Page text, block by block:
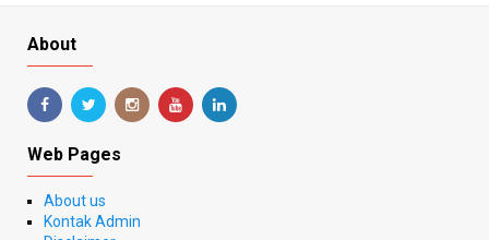
About
Web Pages
About us
Kontak Admin